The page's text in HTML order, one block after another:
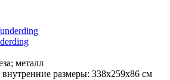
металл
размеры: 338х259х86 см